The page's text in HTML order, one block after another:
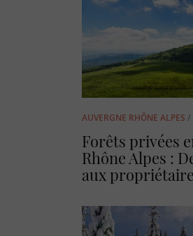
AUVERGNE RHÔNE ALPES /
Forêts privées
Rhône Alpes :
aux